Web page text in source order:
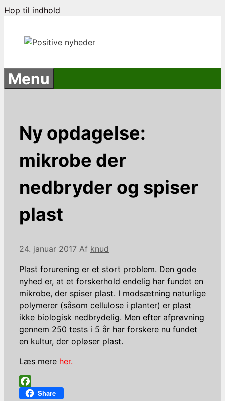
Hop til indhold
Menu
Ny opdagelse:
mikrobe der
nedbryder og spiser
plast
24. januar 2017 Af knud
Plast forurening er et stort problem. Den gode
nyhed er, at et forskerhold endelig har fundet en
mikrobe, der spiser plast. I modsætning naturlige
polymerer (såsom cellulose i planter) er plast
ikke biologisk nedbrydelig. Men efter afprøvning
gennem 250 tests i 5 år har forskere nu fundet
en kultur, der opløser plast.
Læs mere her.
Facebook
Share